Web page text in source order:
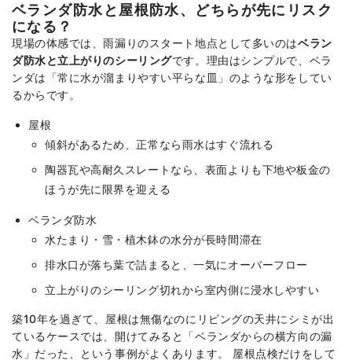
ベランダ防水と屋根防水、どちらが先にリスク
になる？
現場の体感では、雨漏りのスタート地点として多いのはベラン
ダ防水と立上がりのシーリングです。理由はシンプルで、ベラ
ンダは「常に水が溜まりやすい平らな皿」のような形をしてい
るからです。
屋根
傾斜があるため、正常なら雨水はすぐ流れる
陶器瓦や高耐久スレートなら、表面よりも下地や板金の
ほうが先に限界を迎える
ベランダ防水
水たまり・雪・植木鉢の水分が長時間滞在
排水口が落ち葉で詰まると、一気にオーバーフロー
立上がりのシーリング切れから室内側に浸水しやすい
築10年を過ぎて、屋根は無傷なのにリビングの天井にシミが出
ているケースでは、開けてみると「ベランダからの横方向の漏
水」だった、という事例がよくあります。 屋根点検だけをして